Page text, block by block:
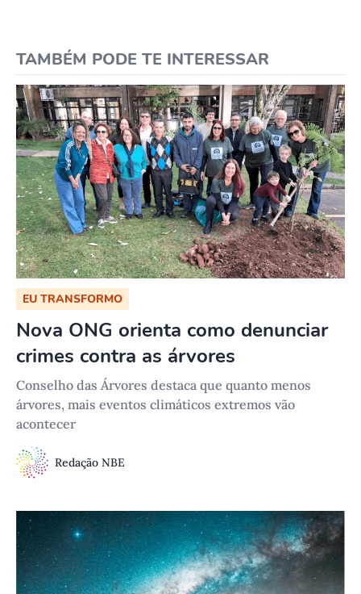
TAMBÉM PODE TE INTERESSAR
EU TRANSFORMO
Nova ONG orienta como denunciar
crimes contra as árvores
Conselho das Árvores destaca que quanto menos
árvores, mais eventos climáticos extremos vão
acontecer
Redação NBE